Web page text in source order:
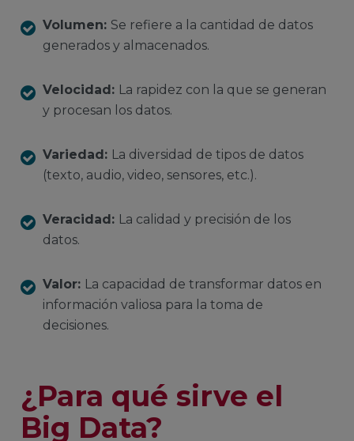
Volumen: Se refiere a la cantidad de datos
generados y almacenados.
Velocidad: La rapidez con la que se generan
y procesan los datos.
Variedad: La diversidad de tipos de datos
(texto, audio, video, sensores, etc.).
Veracidad: La calidad y precisión de los
datos.
Valor: La capacidad de transformar datos en
información valiosa para la toma de
decisiones.
¿Para qué sirve el
Big Data?